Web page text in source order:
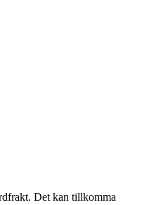
Det kan tillkomma